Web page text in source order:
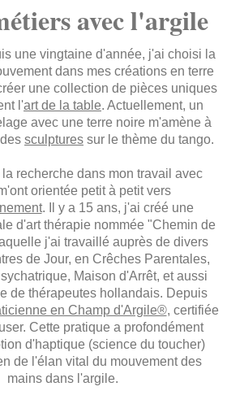
avec l'argile
une vingtaine d'année, j'ai choisi la
dans mes créations en terre
une collection de pièces uniques
l'art de la table. Actuellement, un
avec une terre noire m'amène à
sculptures sur le thème du tango.
la recherche dans mon travail avec
orientée petit à petit vers
. Il y a 15 ans, j'ai créé une
d'art thérapie nommée "Chemin de
j'ai travaillé auprès de divers
de Jour, en Crêches Parentales,
Maison d'Arrêt, et aussi
de thérapeutes hollandais. Depuis
en Champ d'Argile®, certifiée
Cette pratique a profondément
d'haptique (science du toucher)
de l'élan vital du mouvement des
mains dans l'argile.